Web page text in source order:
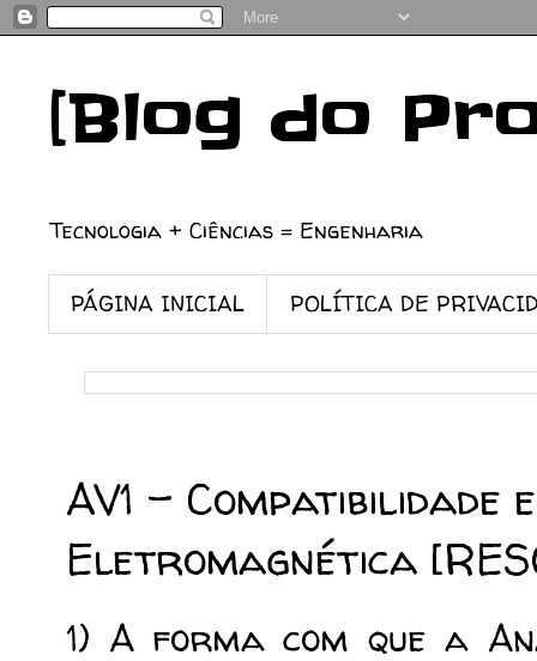
[Blog do
Tecnologia + Ciências = Engenharia
PÁGINA INICIAL POLÍTICA DE
AV1 -
Eletromagnética
1) A forma com que a